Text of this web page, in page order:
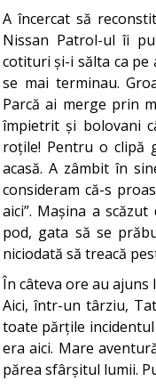
A încercat să
Nissan Patrol-ul îi
cotituri și-i sălta ca
se mai terminau.
Parcă ai merge prin
împietrit și bolovani
roțile! Pentru o clipă
acasă. A zâmbit în
consideram că-s
aici”. Mașina a
pod, gata să se
niciodată să treacă
În câteva ore au ajuns
Aici, într-un târziu,
toate părțile
era aici. Mare
părea sfârșitul lumii.